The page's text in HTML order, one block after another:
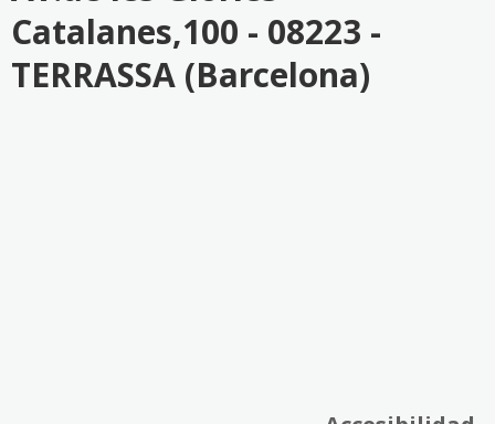
Catalanes,100 - 08223 -
TERRASSA (Barcelona)